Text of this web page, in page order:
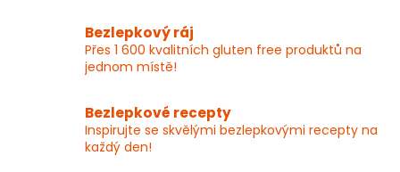
Bezlepkový ráj
Přes 1 600 kvalitních gluten free produktů na
jednom místě!
Bezlepkové recepty
Inspirujte se skvělými bezlepkovými recepty na
každý den!